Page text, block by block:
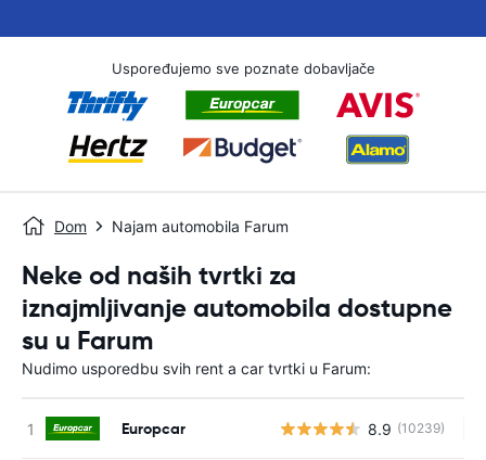
Uspoređujemo sve poznate dobavljače
Dom Najam automobila Farum
Neke od naših tvrtki za
iznajmljivanje automobila dostupne
su u Farum
Nudimo usporedbu svih rent a car tvrtki u Farum:
Europcar 8.9 (10239)